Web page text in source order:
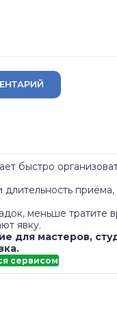
быстро
длительность
меньше тратите
явку.
для мастеров,
сервисом